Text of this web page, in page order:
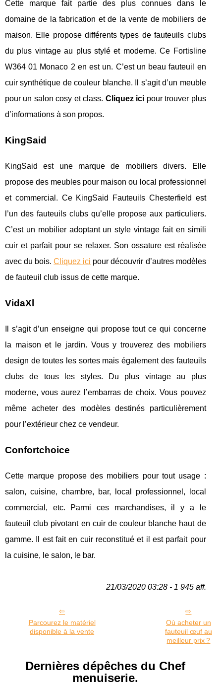
Cette marque fait partie des plus connues dans le
domaine de la fabrication et de la vente de mobiliers de
maison. Elle propose différents types de fauteuils clubs
du plus vintage au plus stylé et moderne. Ce Fortisline
W364 01 Monaco 2 en est un. C’est un beau fauteuil en
cuir synthétique de couleur blanche. Il s’agit d’un meuble
pour un salon cosy et class. Cliquez ici pour trouver plus
d’informations à son propos.
KingSaid
KingSaid est une marque de mobiliers divers. Elle
propose des meubles pour maison ou local professionnel
et commercial. Ce KingSaid Fauteuils Chesterfield est
l’un des fauteuils clubs qu’elle propose aux particuliers.
C’est un mobilier adoptant un style vintage fait en simili
cuir et parfait pour se relaxer. Son ossature est réalisée
avec du bois.Cliquez ici pour découvrir d’autres modèles
de fauteuil club issus de cette marque.
VidaXl
Il s’agit d’un enseigne qui propose tout ce qui concerne
la maison et le jardin. Vous y trouverez des mobiliers
design de toutes les sortes mais également des fauteuils
clubs de tous les styles. Du plus vintage au plus
moderne, vous aurez l’embarras de choix. Vous pouvez
même acheter des modèles destinés particulièrement
pour l’extérieur chez ce vendeur.
Confortchoice
Cette marque propose des mobiliers pour tout usage :
salon, cuisine, chambre, bar, local professionnel, local
commercial, etc. Parmi ces marchandises, il y a le
fauteuil club pivotant en cuir de couleur blanche haut de
gamme. Il est fait en cuir reconstitué et il est parfait pour
la cuisine, le salon, le bar.
21/03/2020 03:28 - 1 945 aff.
Parcourez le matériel
disponible à la vente
Où acheter un
fauteuil œuf au
meilleur prix ?
Dernières dépêches du Chef
menuiserie.